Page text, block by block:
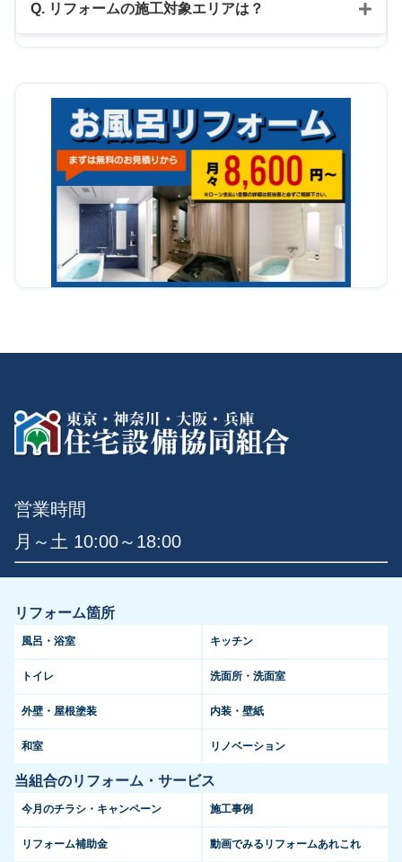
Q. リフォームの施工対象エリアは？
営業時間
月～土 10:00～18:00
リフォーム箇所
風呂・浴室 キッチン
トイレ 洗面所・洗面室
外壁・屋根塗装 内装・壁紙
和室 リノベーション
当組合のリフォーム・サービス
今月のチラシ・キャンペーン 施工事例
リフォーム補助金 動画でみるリフォームあれこれ